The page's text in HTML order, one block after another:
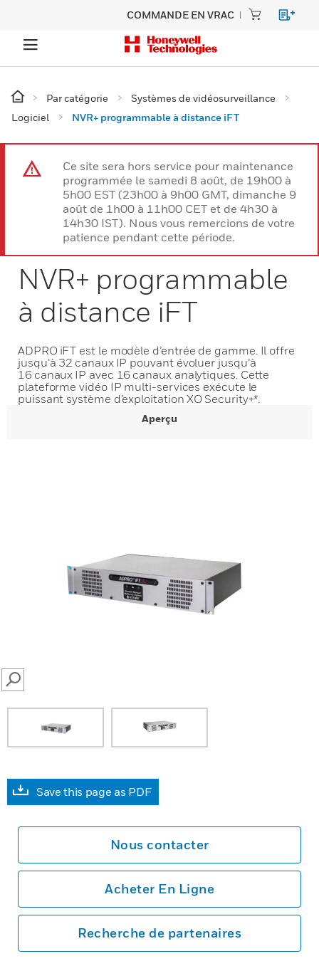
COMMANDE EN VRAC
Par catégorie
Systèmes de vidéosurveillance
Logiciel
NVR+ programmable à distance iFT
Ce site sera hors service pour maintenance
programmée le samedi 8 août, de 19h00 à
5h00 EST (23h00 à 9h00 GMT, dimanche 9
août de 1h00 à 11h00 CET et de 4h30 à
14h30 IST). Nous vous remercions de votre
patience pendant cette période.
NVR+ programmable
à distance iFT
ADPRO iFT est le modèle d’entrée de gamme. Il offre
jusqu’à 32 canaux IP pouvant évoluer jusqu’à
16 canaux IP avec 16 canaux analytiques. Cette
plateforme vidéo IP multi-services exécute le
puissant système d’exploitation XO Security+*.
Aperçu
SEARCH
Save this page as PDF
Nous contacter
Acheter En Ligne
Recherche de partenaires